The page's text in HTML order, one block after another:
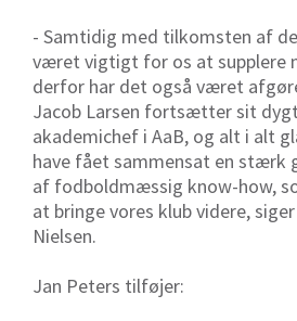
- Samtidig med tilkomsten af
været vigtigt for os at supplere
derfor har det også været
Jacob Larsen fortsætter sit
akademichef i AaB, og alt i alt
have fået sammensat en stærk
af fodboldmæssig know-how,
at bringe vores klub videre,
Nielsen.
Jan Peters tilføjer: